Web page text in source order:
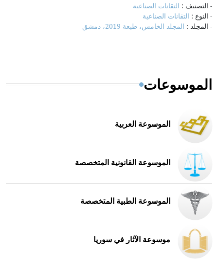
- التصنيف : التقانات الصناعية
- النوع : التقانات الصناعية
- المجلد : المجلد الخامس، طبعة 2019، دمشق
الموسوعات
الموسوعة العربية
الموسوعة القانونية المتخصصة
الموسوعة الطبية المتخصصة
موسوعة الآثار في سوريا